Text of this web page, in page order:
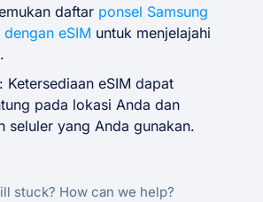
daftar ponsel Samsung
eSIM untuk menjelajahi
: Ketersediaan eSIM dapat
pada lokasi Anda dan
seluler yang Anda gunakan.
stuck? How can we help?